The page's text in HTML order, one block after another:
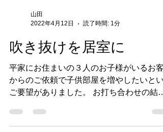
山田
吹き抜けを居室に
平家にお住まいの３人のお子様がいるお客
からのご依頼で子供部屋を増やしたいとい
ベランダに出る吹き抜けを居室にする事に
施工前 施工後 幅が一間しかありませんが